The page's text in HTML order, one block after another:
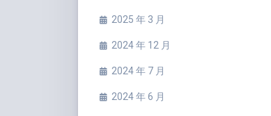
2025 年 3 月
2024 年 12 月
2024 年 7 月
2024 年 6 月